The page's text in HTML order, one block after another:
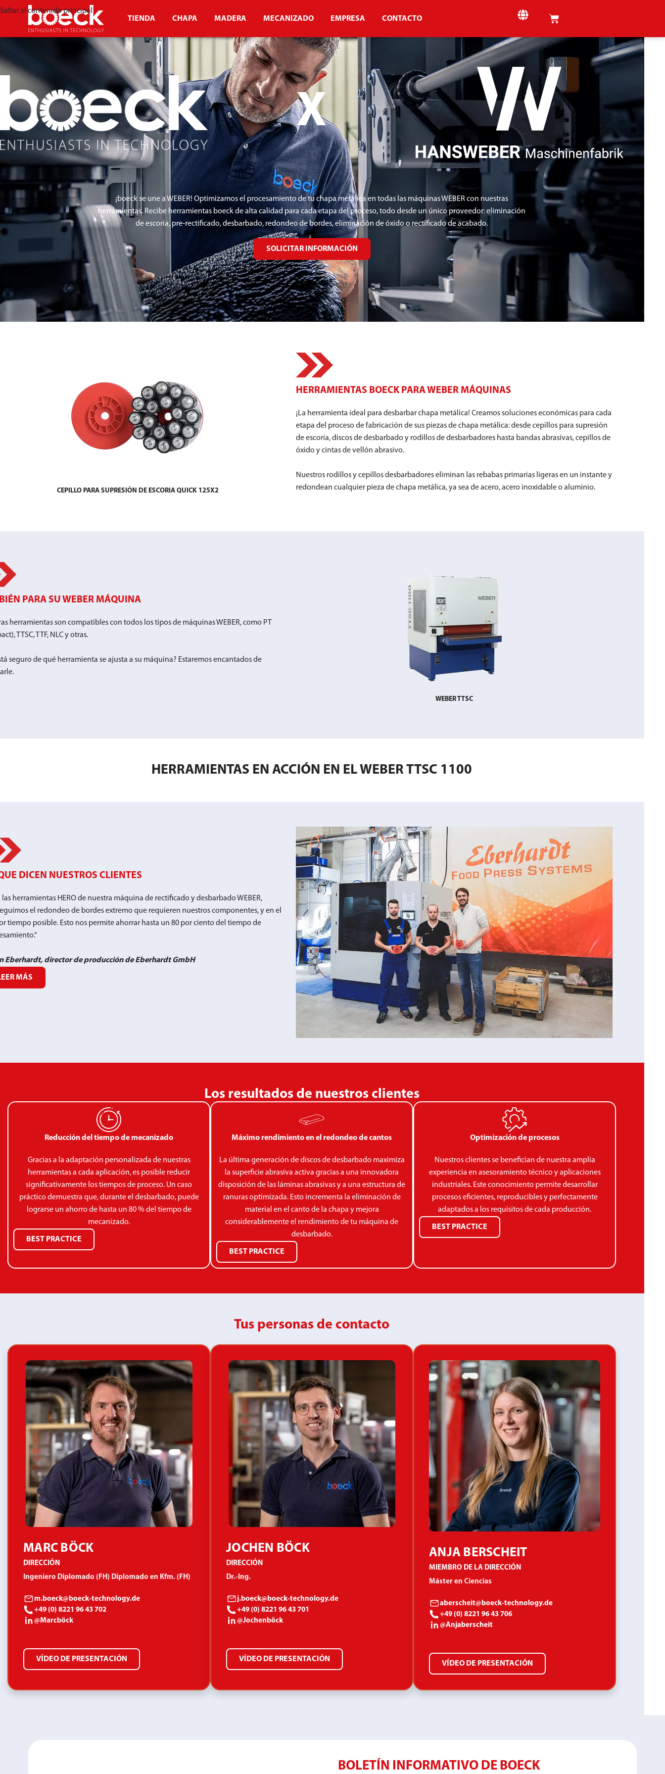
Saltar al contenido principal
TIENDA
CHAPA MADERA MECANIZADO EMPRESA CONTACTO
X
¡boeck se une a WEBER! Optimizamos el procesamiento de tu chapa metálica en todas las máquinas WEBER con nuestras
herramientas. Recibe herramientas boeck de alta calidad para cada etapa del proceso, todo desde un único proveedor: eliminación
de escoria, pre-rectificado, desbarbado, redondeo de bordes, eliminación de óxido o rectificado de acabado.
SOLICITAR INFORMACIÓN
CEPILLO PARA SUPRESIÓN DE ESCORIA QUICK 125X2 CINTA DE TEJIDO ABRASIVO
HERRAMIENTAS BOECK PARA WEBER MÁQUINAS
¡La herramienta ideal para desbarbar chapa metálica! Creamos soluciones económicas para cada
etapa del proceso de fabricación de sus piezas de chapa metálica: desde cepillos para supresión
de escoria, discos de desbarbado y rodillos de desbarbadores hasta bandas abrasivas, cepillos de
óxido y cintas de vellón abrasivo.
Nuestros rodillos y cepillos desbarbadores eliminan las rebabas primarias ligeras en un instante y
redondean cualquier pieza de chapa metálica, ya sea de acero, acero inoxidable o aluminio.
PARA SU WEBER MÁQUINA
herramientas son compatibles con todos los tipos de máquinas WEBER, como PT
TTSC, TTF, NLC y otras.
seguro de qué herramienta se ajusta a su máquina? Estaremos encantados de
WEBER TTSC
HERRAMIENTAS EN ACCIÓN EN EL WEBER TTSC 1100
DICEN NUESTROS CLIENTES
las herramientas HERO de nuestra máquina de rectificado y desbarbado WEBER,
el redondeo de bordes extremo que requieren nuestros componentes, y en el
tiempo posible. Esto nos permite ahorrar hasta un 80 por ciento del tiempo de
Eberhardt, director de producción de Eberhardt GmbH
MÁS
Los resultados de nuestros clientes
Reducción del tiempo de mecanizado
Gracias a la adaptación personalizada de nuestras
herramientas a cada aplicación, es posible reducir
significativamente los tiempos de proceso. Un caso
práctico demuestra que, durante el desbarbado, puede
lograrse un ahorro de hasta un 80 % del tiempo de
mecanizado.
BEST PRACTICE
Máximo rendimiento en el redondeo de cantos
La última generación de discos de desbarbado maximiza
la superficie abrasiva activa gracias a una innovadora
disposición de las láminas abrasivas y a una estructura de
ranuras optimizada. Esto incrementa la eliminación de
material en el canto de la chapa y mejora
considerablemente el rendimiento de tu máquina de
desbarbado.
BEST PRACTICE
Optimización de procesos
Nuestros clientes se benefician de nuestra amplia
experiencia en asesoramiento técnico y aplicaciones
industriales. Este conocimiento permite desarrollar
procesos eficientes, reproducibles y perfectamente
adaptados a los requisitos de cada producción.
BEST PRACTICE
Tus personas de contacto
MARC BÖCK
DIRECCIÓN
Ingeniero Diplomado (FH) Diplomado en Kfm. (FH)
m.boeck@boeck-technology.de
+49 (0) 8221 96 43 702
@Marcböck
VÍDEO DE PRESENTACIÓN
JOCHEN BÖCK
DIRECCIÓN
Dr.-Ing.
j.boeck@boeck-technology.de
+49 (0) 8221 96 43 701
@Jochenböck
VÍDEO DE PRESENTACIÓN
ANJA BERSCHEIT
MIEMBRO DE LA DIRECCIÓN
Máster en Ciencias
aberscheit@boeck-technology.de
+49 (0) 8221 96 43 706
@Anjaberscheit
VÍDEO DE PRESENTACIÓN
BOLETÍN INFORMATIVO DE BOECK